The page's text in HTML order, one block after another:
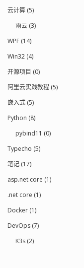
云计算 (5)
雨云 (3)
WPF (14)
Win32 (4)
开源项目 (0)
阿里云实践教程 (5)
嵌入式 (5)
Python (8)
pybind11 (0)
Typecho (5)
笔记 (17)
asp.net core (1)
.net core (1)
Docker (1)
DevOps (7)
K3s (2)